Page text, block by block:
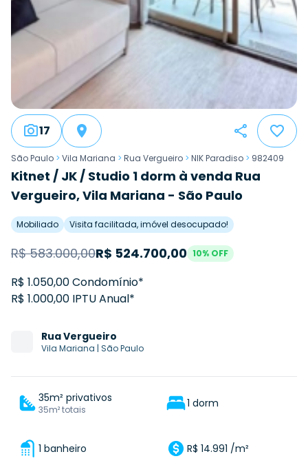
17
São Paulo > Vila Mariana > Rua Vergueiro > NIK Paradiso > 982409
Kitnet / JK / Studio 1 dorm à venda Rua
Vergueiro, Vila Mariana - São Paulo
Mobiliado Visita facilitada, imóvel desocupado!
R$583.000,00R$ 524.700,00 10% OFF
R$ 1.050,00 Condomínio*
R$ 1.000,00 IPTU Anual*
RuaVergueiro
Vila Mariana | São Paulo
35m² privativos
35m² totais 1 dorm
1 banheiro R$ 14.991 /m²